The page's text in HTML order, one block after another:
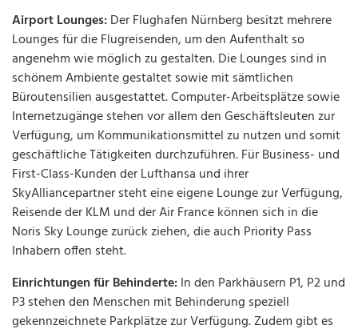
Airport Lounges:Der Flughafen Nürnberg besitzt mehrere
Lounges für die Flugreisenden, um den Aufenthalt so
angenehm wie möglich zu gestalten. Die Lounges sind in
schönem Ambiente gestaltet sowie mit sämtlichen
Büroutensilien ausgestattet. Computer-Arbeitsplätze sowie
Internetzugänge stehen vor allem den Geschäftsleuten zur
Verfügung, um Kommunikationsmittel zu nutzen und somit
geschäftliche Tätigkeiten durchzuführen. Für Business- und
First-Class-Kunden der Lufthansa und ihrer
SkyAlliancepartner steht eine eigene Lounge zur Verfügung,
Reisende der KLM und der Air France können sich in die
Noris Sky Lounge zurück ziehen, die auch Priority Pass
Inhabern offen steht.
Einrichtungen für Behinderte:In den Parkhäusern P1, P2 und
P3 stehen den Menschen mit Behinderung speziell
gekennzeichnete Parkplätze zur Verfügung. Zudem gibt es